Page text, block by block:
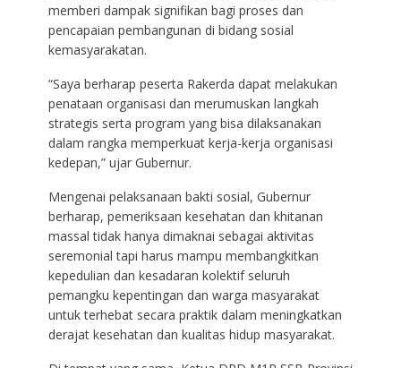
memberi dampak signifikan bagi proses dan
pencapaian pembangunan di bidang sosial
kemasyarakatan.
“Saya berharap peserta Rakerda dapat melakukan
penataan organisasi dan merumuskan langkah
strategis serta program yang bisa dilaksanakan
dalam rangka memperkuat kerja-kerja organisasi
kedepan,” ujar Gubernur.
Mengenai pelaksanaan bakti sosial, Gubernur
berharap, pemeriksaan kesehatan dan khitanan
massal tidak hanya dimaknai sebagai aktivitas
seremonial tapi harus mampu membangkitkan
kepedulian dan kesadaran kolektif seluruh
pemangku kepentingan dan warga masyarakat
untuk terhebat secara praktik dalam meningkatkan
derajat kesehatan dan kualitas hidup masyarakat.